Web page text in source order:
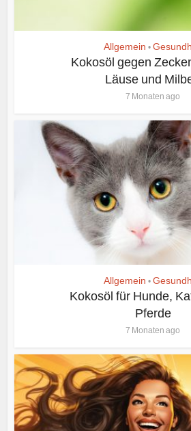
Allgemein •
Kokosöl gegen
Läuse und
7 Monaten ago
Allgemein •
Kokosöl für Hunde,
Pferde
7 Monaten ago